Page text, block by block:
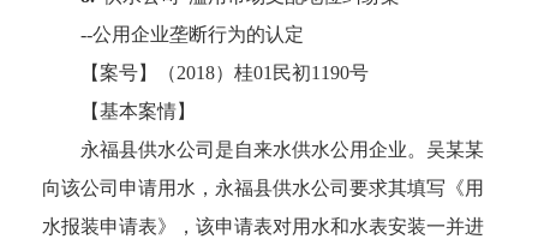
--公用企业垄断行为的认定
【案号】（2018）桂01民初1190号
【基本案情】
永福县供水公司是自来水供水公用企业。吴某某
向该公司申请用水，永福县供水公司要求其填写《用
水报装申请表》，该申请表对用水和水表安装一并进